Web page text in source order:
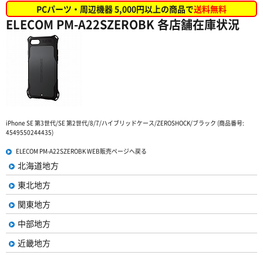
PCパーツ・周辺機器 5,000円以上の商品で送料無料
ELECOM PM-A22SZEROBK 各店舗在庫状況
iPhone SE 第3世代/SE 第2世代/8/7/ハイブリッドケース/ZEROSHOCK/ブラック (商品番号:
4549550244435)
ELECOM PM-A22SZEROBK WEB販売ページへ戻る
北海道地方
東北地方
関東地方
中部地方
近畿地方